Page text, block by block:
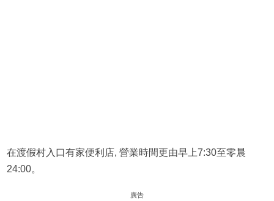
在渡假村入口有家便利店, 營業時間更由早上7:30至零晨
24:00。
廣告